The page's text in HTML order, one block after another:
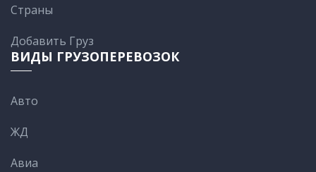
Cтраны
Добавить Груз
ВИДЫ ГРУЗОПЕРЕВОЗОК
Авто
ЖД
Авиа